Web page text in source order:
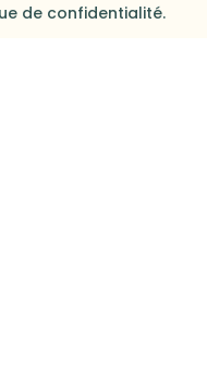
de confidentialité.